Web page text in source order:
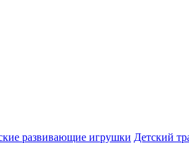
развивающие игрушки Детский